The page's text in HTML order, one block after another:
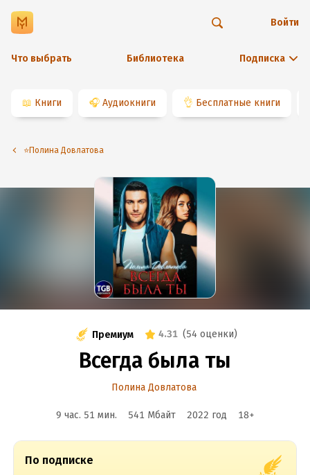
Что выбрать Библиотека Подписка
Войти
📖 Книги 🎧 Аудиокниги 👌 Бесплатные книги
⭐️Полина Довлатова
Премиум 4.31 (54 оценки)
Всегда была ты
Полина Довлатова
9 час. 51 мин. 541 Мбайт 2022 год 18+
По подписке